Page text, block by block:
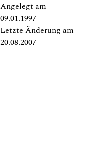
Angelegt am
09.01.1997
Letzte Änderung am
20.08.2007